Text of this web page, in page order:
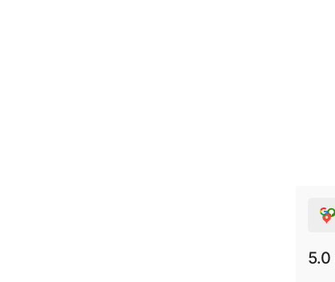
5.0